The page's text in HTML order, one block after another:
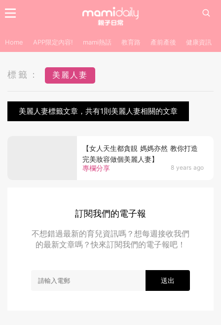
Home APP限定內容! mami熱話 教育路 產前產後 健康資訊
標籤： 美麗人妻
美麗人妻標籤文章，共有1則美麗人妻相關的文章
專欄分享 8 years ago
【女人天生都貪靚 媽媽亦然 教你打造
完美妝容做個美麗人妻】
訂閱我們的電子報
不想錯過最新的育兒資訊嗎？想每週接收我們
的最新文章嗎？快來訂閱我們的電子報吧！
送出